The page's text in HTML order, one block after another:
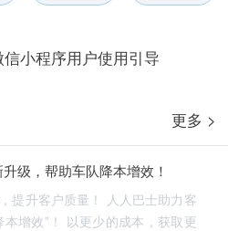
话包车5月数据榜
信小程序用户使用引导
放假通知-杭州包车网
放假通知-杭州包车网
更多 >
级，帮助车队降本增效！
提升客户质量！ 人人巴士助力客
本增效”！ 以更少的成本，获取更